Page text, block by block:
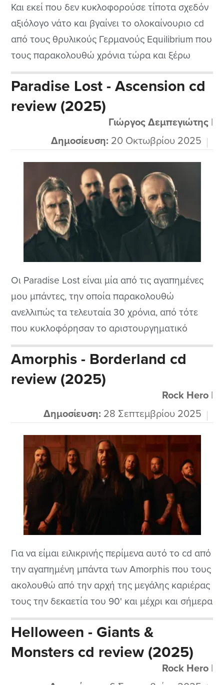
Και εκεί που δεν κυκλοφορούσε τίποτα σχεδόν
αξιόλογο νάτο και βγαίνει το ολοκαίνουριο cd
από τους θρυλικούς Γερμανούς Equilibrium που
τους παρακολουθώ χρόνια τώρα και ξέρω
πολύ καλά την πορεία τους στην μουσική
σκηνή. Βέβαια σε αυτό τους το δημιούργημα
και μετά από κάποιες αλλαγές στην σύνθεση
της μπάντας θέλουν να δείξουν και άλλα
Paradise Lost - Ascension cd
review (2025)
Γιώργος Δεμπεγιώτης|
Δημοσίευση: 20 Οκτωβρίου 2025
Οι Paradise Lost είναι μία από τις αγαπημένες
μου μπάντες, την οποία παρακολουθώ
ανελλιπώς τα τελευταία 30 χρόνια, από τότε
που κυκλοφόρησαν το αριστουργηματικό
“Draconian Times”, το οποίο ήταν ίσως και ο
τελευταίος δίσκος τους που είχε σχεδόν
καθολική αποδοχή.
Amorphis - Borderland cd
review (2025)
Rock Hero|
Δημοσίευση: 28 Σεπτεμβρίου 2025
Για να είμαι ειλικρινής περίμενα αυτό το cd από
την αγαπημένη μπάντα των Amorphis που τους
ακολουθώ από την αρχή της μεγάλης καριέρας
τους την δεκαετία του 90' και μέχρι και σήμερα
που μας παρουσίασαν αυτό το καινούριο
δημιούργημα. Μάλιστα έχουν αλλάξει και το
στυλ τους και από σκληρό ήχο στα πρώτα cd
Helloween - Giants &
Monsters cd review (2025)
Rock Hero|